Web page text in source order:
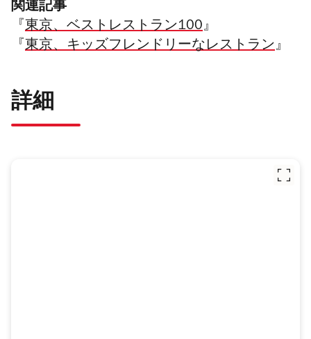
関連記事
『 東京、ベストレストラン100』
『 東京、キッズフレンドリーなレストラン』
詳細